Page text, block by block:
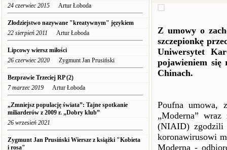
24 czerwiec 2015 Artur Łoboda
Złodziejstwo nazywane "kreatywnym" językiem
22 sierpień 2011 Artur Łoboda
Lipcowy wiersz miłości
26 czerwiec 2020 Zygmunt Jan Prusiński
Bezprawie Trzeciej RP (2)
7 marzec 2019 Artur Łoboda
„Zmniejsz populację świata”: Tajne spotkanie
miliarderów z 2009 r. „Dobry klub”
26 wrzesień 2021
Zygmunt Jan Prusiński Wiersze z książki "Kobieta
i rosa"
Z umowy o
szczepionkę
Uniwersytet
pojawieniem się
Chinach.
Poufna umowa,
„Moderna”
(NIAID) zgodzili
koronawirusowi
Moderna -